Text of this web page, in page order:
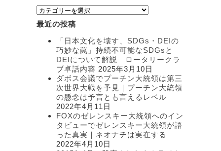
カ
テ
ゴ
最近の投稿
「日本文化を壊す、SDGs・DEIの
巧妙な罠」持続不可能なSDGsと
DEIについて解説 ロータリークラ
ブ卓話内容 2025年3月10日
ダボス会議でプーチン大統領は第三
次世界大戦を予見｜プーチン大統領
の懸念は予言とも言えるレベル
2022年4月11日
FOXのゼレンスキー大統領へのイン
タビューでゼレンスキー大統領が語
った真実｜ネオナチは実在する
2022年4月10日